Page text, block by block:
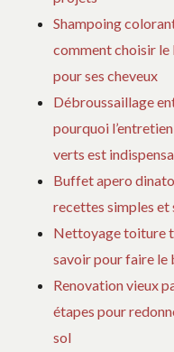
Shampoing
comment choisir
pour ses cheveux
Débroussaillage
pourquoi
verts est
Buffet apero
recettes simples et
Nettoyage toiture
savoir pour faire le
Renovation vieux
étapes pour
sol